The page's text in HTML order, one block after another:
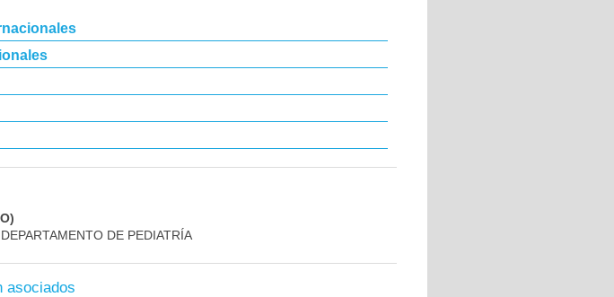
DE PEDIATRÍA
asociados